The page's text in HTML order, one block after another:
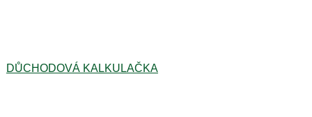
DŮCHODOVÁ KALKULAČKA